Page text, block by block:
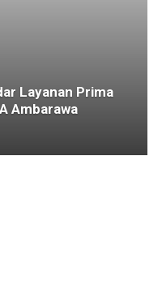
Layanan Prima
Ambarawa